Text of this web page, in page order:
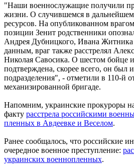
"Наши военнослужащие получили
жизни. О случившемся в
ресурсов. На опубликованном
позиции Зенит родственники
Андрея Дубницкого, Ивана
данным, враг также расстрелял
Николая Савосика. О шестом бойце
подтверждена, скорее всего, он был
подразделения", - отметили в 110-й
механизированной бригаде.
Напомним, украинские прокуроры
факту расстрела российскими
пленных в Авдеевке и Веселом.
Ранее сообщалось, что российские
очередное военное преступление:
украинских военнопленных.